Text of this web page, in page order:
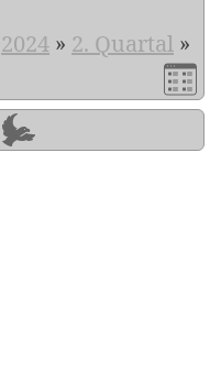
2024 » 2. Quartal »